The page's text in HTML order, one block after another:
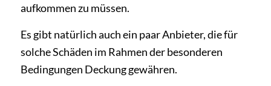
aufkommen zu müssen.
Es gibt natürlich auch ein paar Anbieter, die für
solche Schäden im Rahmen der besonderen
Bedingungen Deckung gewähren.